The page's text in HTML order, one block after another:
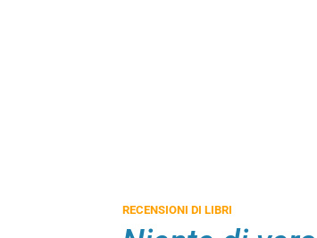
RECENSIONI DI LIBRI